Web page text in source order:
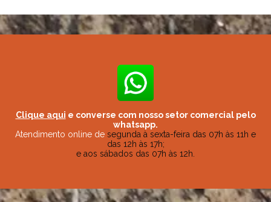
Clique aqui e converse com nosso setor comercial pelo
whatsapp.
Atendimento online de segunda à sexta-feira das 07h às 11h e
das 12h às 17h;
e aos sábados das 07h às 12h.